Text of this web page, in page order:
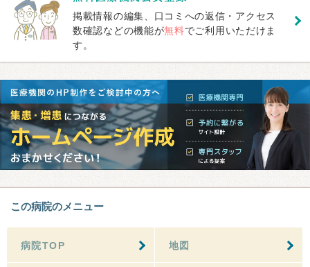
掲載情報の編集、口コミへの返信・アクセス
数確認などの機能が無料でご利用いただけま
す。
この病院のメニュー
病院TOP 地図